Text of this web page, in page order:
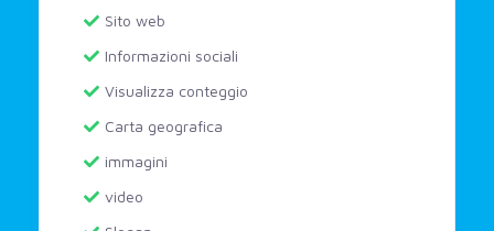
Sito web
Informazioni sociali
Visualizza conteggio
Carta geografica
immagini
video